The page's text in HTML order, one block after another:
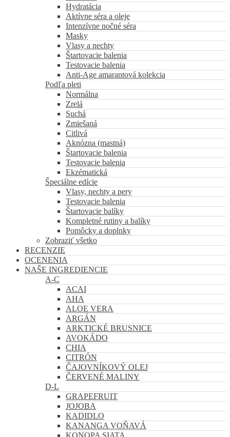
Hydratácia
Aktívne séra a oleje
Intenzívne nočné séra
Masky
Vlasy a nechty
Štartovacie balenia
Testovacie balenia
Anti-Age amarantová kolekcia
Podľa pleti
Normálna
Zrelá
Suchá
Zmiešaná
Citlivá
Aknózna (mastná)
Štartovacie balenia
Testovacie balenia
Ekzématická
Špeciálne edície
Vlasy, nechty a pery
Testovacie balenia
Štartovacie balíky
Kompletné rutiny a balíky
Pomôcky a doplnky
Zobraziť všetko
RECENZIE
OCENENIA
NAŠE INGREDIENCIE
A-C
ACAI
AHA
ALOE VERA
ARGÁN
ARKTICKÉ BRUSNICE
AVOKÁDO
CHIA
CITRÓN
ČAJOVNÍKOVÝ OLEJ
ČERVENÉ MALINY
D-L
GRAPEFRUIT
JOJOBA
KADIDLO
KANANGA VOŇAVÁ
KONOPA SIATA